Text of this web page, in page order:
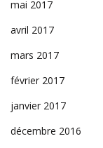
mai 2017
avril 2017
mars 2017
février 2017
janvier 2017
décembre 2016